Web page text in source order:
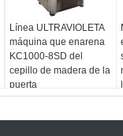
Línea ULTRAVIOLETA
máquina que enarena
KC1000-8SD del
cepillo de madera de la
puerta